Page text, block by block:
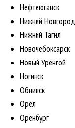
Нефтеюганск
Нижний Новгород
Нижний Тагил
Новочебоксарск
Новый Уренгой
Ногинск
Обнинск
Орел
Оренбург